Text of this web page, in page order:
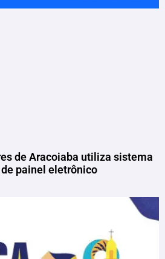
de Aracoiaba utiliza sistema
painel eletrônico